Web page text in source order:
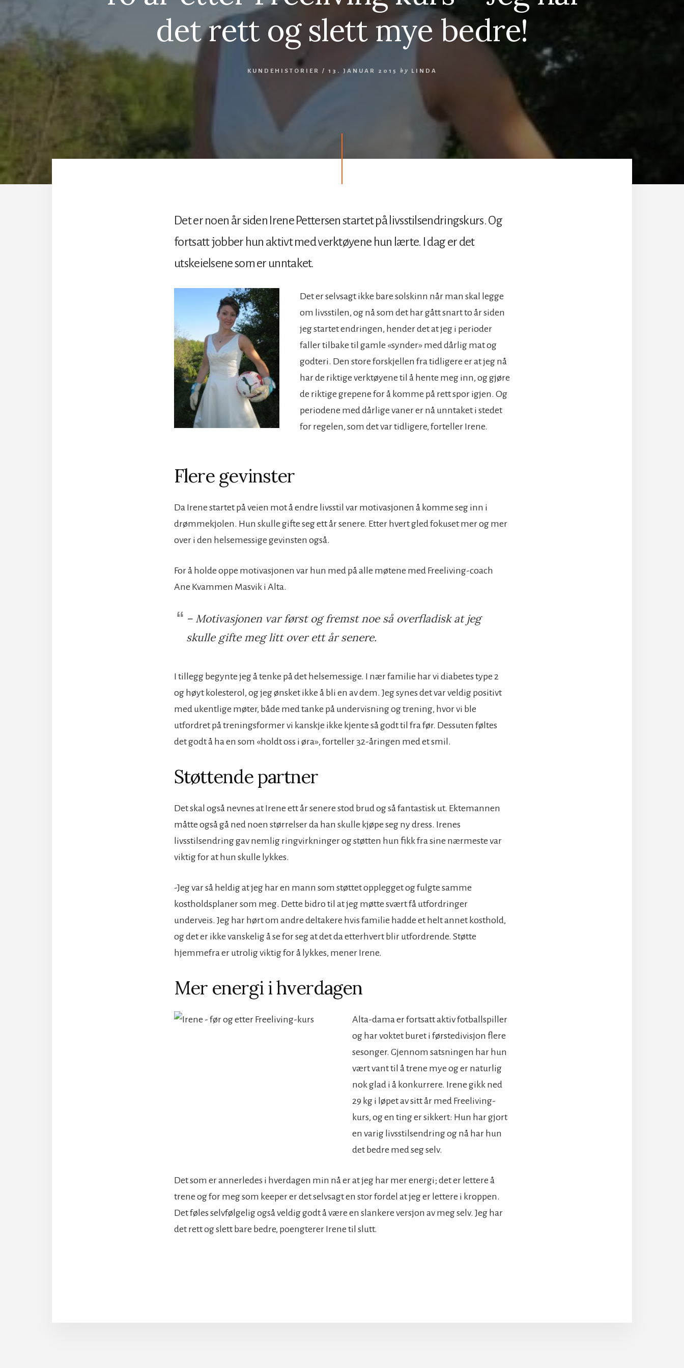
det rett og slett mye bedre!
KUNDEHISTORIER / 13. JANUAR 2015 by LINDA
Det er noen år siden Irene Pettersen startet på livsstilsendringskurs. Og
fortsatt jobber hun aktivt med verktøyene hun lærte. I dag er det
utskeielsene som er unntaket.
Det er selvsagt ikke bare solskinn når man skal legge
om livsstilen, og nå som det har gått snart to år siden
jeg startet endringen, hender det at jeg i perioder
faller tilbake til gamle «synder» med dårlig mat og
godteri. Den store forskjellen fra tidligere er at jeg nå
har de riktige verktøyene til å hente meg inn, og gjøre
de riktige grepene for å komme på rett spor igjen. Og
periodene med dårlige vaner er nå unntaket i stedet
for regelen, som det var tidligere, forteller Irene.
Flere gevinster
Da Irene startet på veien mot å endre livsstil var motivasjonen å komme seg inn i
drømmekjolen. Hun skulle gifte seg ett år senere. Etter hvert gled fokuset mer og mer
over i den helsemessige gevinsten også.
For å holde oppe motivasjonen var hun med på alle møtene med Freeliving-coach
Ane Kvammen Masvik i Alta.
– Motivasjonen var først og fremst noe så overfladisk at jeg
skulle gifte meg litt over ett år senere.
I tillegg begynte jeg å tenke på det helsemessige. I nær familie har vi diabetes type 2
og høyt kolesterol, og jeg ønsket ikke å bli en av dem. Jeg synes det var veldig positivt
med ukentlige møter, både med tanke på undervisning og trening, hvor vi ble
utfordret på treningsformer vi kanskje ikke kjente så godt til fra før. Dessuten føltes
det godt å ha en som «holdt oss i øra», forteller 32-åringen med et smil.
Støttende partner
Det skal også nevnes at Irene ett år senere stod brud og så fantastisk ut. Ektemannen
måtte også gå ned noen størrelser da han skulle kjøpe seg ny dress. Irenes
livsstilsendring gav nemlig ringvirkninger og støtten hun fikk fra sine nærmeste var
viktig for at hun skulle lykkes.
-Jeg var så heldig at jeg har en mann som støttet opplegget og fulgte samme
kostholdsplaner som meg. Dette bidro til at jeg møtte svært få utfordringer
underveis. Jeg har hørt om andre deltakere hvis familie hadde et helt annet kosthold,
og det er ikke vanskelig å se for seg at det da etterhvert blir utfordrende. Støtte
hjemmefra er utrolig viktig for å lykkes, mener Irene.
Mer energi i hverdagen
Alta-dama er fortsatt aktiv fotballspiller
og har voktet buret i førstedivisjon flere
sesonger. Gjennom satsningen har hun
vært vant til å trene mye og er naturlig
nok glad i å konkurrere. Irene gikk ned
29 kg i løpet av sitt år med Freeliving-
kurs, og en ting er sikkert: Hun har gjort
en varig livsstilsendring og nå har hun
det bedre med seg selv.
Det som er annerledes i hverdagen min nå er at jeg har mer energi; det er lettere å
trene og for meg som keeper er det selvsagt en stor fordel at jeg er lettere i kroppen.
Det føles selvfølgelig også veldig godt å være en slankere versjon av meg selv. Jeg har
det rett og slett bare bedre, poengterer Irene til slutt.